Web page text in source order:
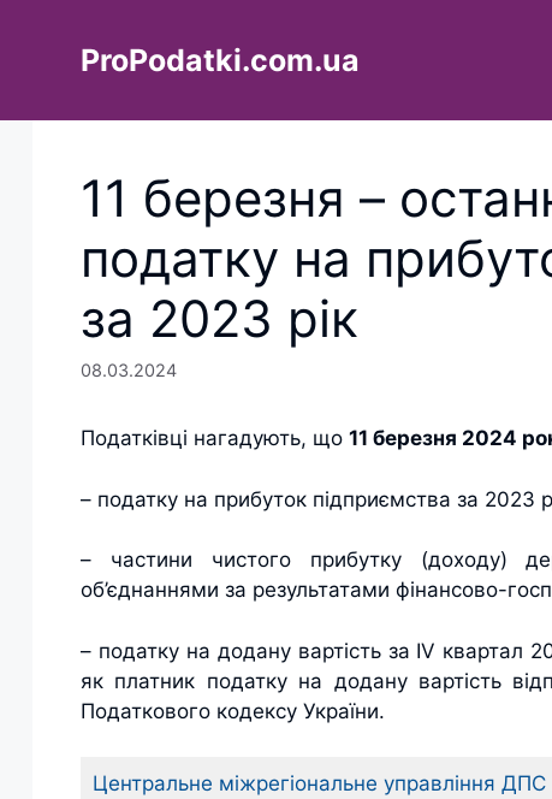
ProPodatki.com.ua
11 березня –
податку на
за 2023 рік
08.03.2024
Податківці нагадують, що 11 березня 2024
– податку на прибуток підприємства за 2023
– частини чистого прибутку (доходу)
об’єднаннями за результатами фінансово-
– податку на додану вартість за IV квартал
як платник податку на додану вартість
Податкового кодексу України.
Центральне міжрегіональне управління ДПС